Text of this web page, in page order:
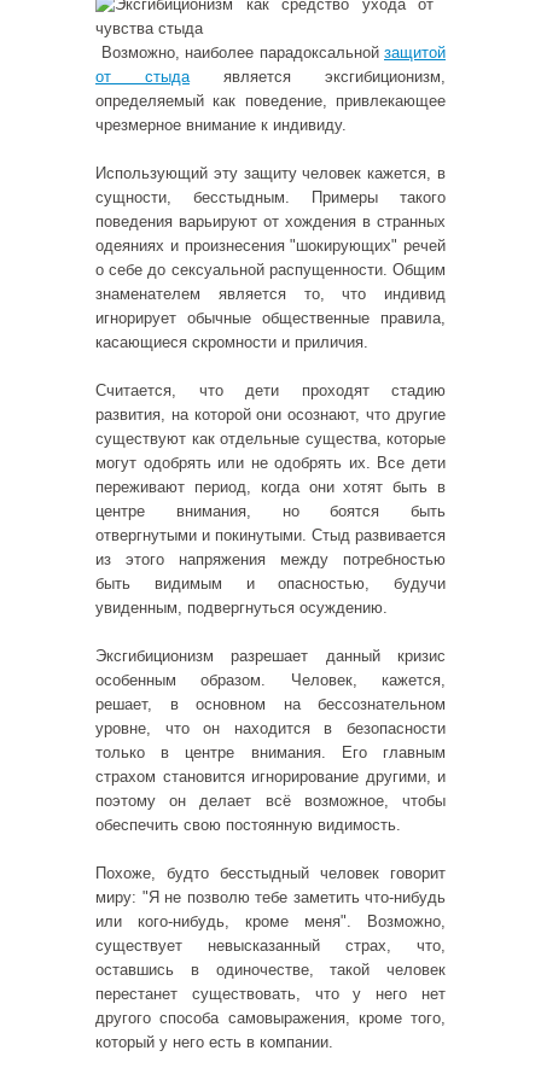
Возможно, наиболее парадоксальной защитой
от стыдаявляется эксгибиционизм,
определяемый как поведение, привлекающее
чрезмерное внимание к индивиду.
Использующий эту защиту человек кажется, в
сущности, бесстыдным. Примеры такого
поведения варьируют от хождения в странных
одеяниях и произнесения "шокирующих" речей
о себе до сексуальной распущенности. Общим
знаменателем является то, что индивид
игнорирует обычные общественные правила,
касающиеся скромности и приличия.
Считается, что дети проходят стадию
развития, на которой они осознают, что другие
существуют как отдельные существа, которые
могут одобрять или не одобрять их. Все дети
переживают период, когда они хотят быть в
центре внимания, но боятся быть
отвергнутыми и покинутыми. Стыд развивается
из этого напряжения между потребностью
быть видимым и опасностью, будучи
увиденным, подвергнуться осуждению.
Эксгибиционизм разрешает данный кризис
особенным образом. Человек, кажется,
решает, в основном на бессознательном
уровне, что он находится в безопасности
только в центре внимания. Его главным
страхом становится игнорирование другими, и
поэтому он делает всё возможное, чтобы
обеспечить свою постоянную видимость.
Похоже, будто бесстыдный человек говорит
миру: "Я не позволю тебе заметить что-нибудь
или кого-нибудь, кроме меня". Возможно,
существует невысказанный страх, что,
оставшись в одиночестве, такой человек
перестанет существовать, что у него нет
другого способа самовыражения, кроме того,
который у него есть в компании.